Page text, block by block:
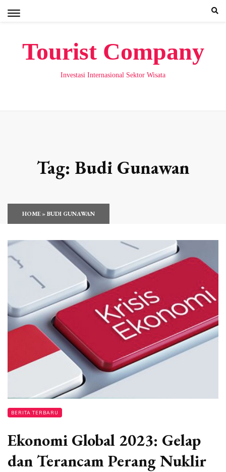
Tourist Company
Investasi Internasional Sektor Wisata
Tag: Budi Gunawan
HOME»BUDI GUNAWAN
BERITA TERBARU
Ekonomi Global 2023: Gelap
dan Terancam Perang Nuklir